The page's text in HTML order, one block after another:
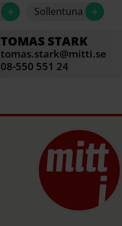
+ Sollentuna +
TOMAS STARK
tomas.stark@mitti.se
08-550 551 24